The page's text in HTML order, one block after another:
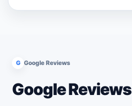
G Google Reviews
Google Reviews